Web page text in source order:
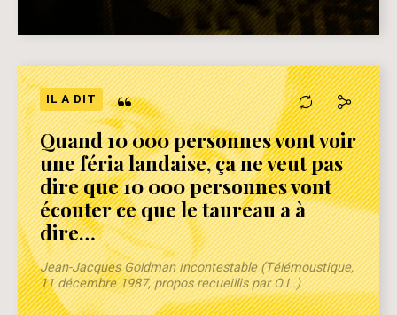
IL A DIT “
Quand 10 000 personnes vont voir
une féria landaise, ça ne veut pas
dire que 10 000 personnes vont
écouter ce que le taureau a à
dire…
Jean-Jacques Goldman incontestable (Télémoustique,
11 décembre 1987, propos recueillis par O.L.)